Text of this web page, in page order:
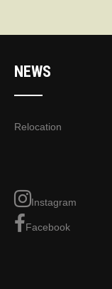
NEWS
Relocation
Instagram
Facebook